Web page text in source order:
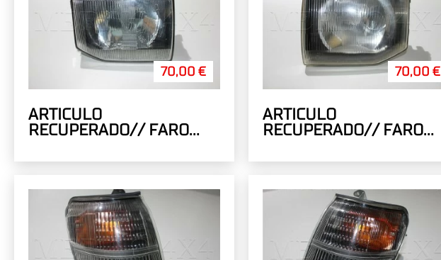
70,00 €
ARTICULO
RECUPERADO// FARO
70,00 €
ARTICULO
RECUPERADO// FARO